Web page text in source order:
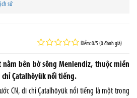
sử
Điểm: 0/5 (0 đánh giá)
nằm bên bờ sông Menlendiz, thuộc miền
chỉ Çatalhöyük nổi tiếng.
CN, di chỉ Çatalhöyük nổi tiếng là một trong